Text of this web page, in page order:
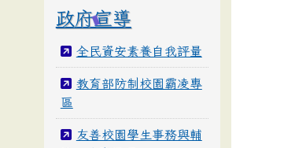
政府宣導
全民資安素養自我評量
教育部防制校園霸凌專
區
友善校園學生事務與輔